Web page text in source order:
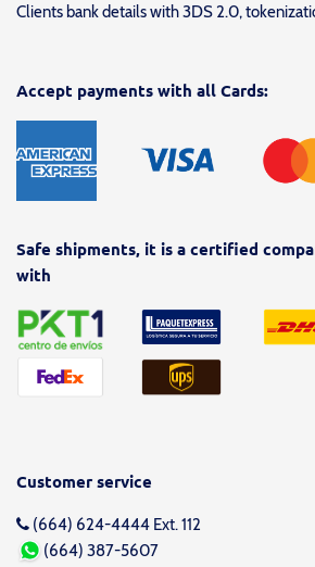
Clients bank details with 3DS 2.0,
Accept payments with all Cards:
Safe shipments, it is a certified
with
Customer service
(664) 624-4444 Ext. 112
(664) 387-5607